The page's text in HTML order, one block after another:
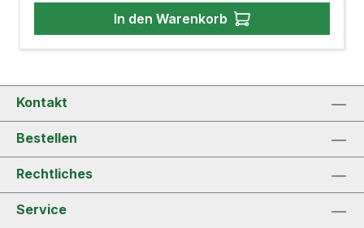
In den Warenkorb
Kontakt
Bestellen
Rechtliches
Service